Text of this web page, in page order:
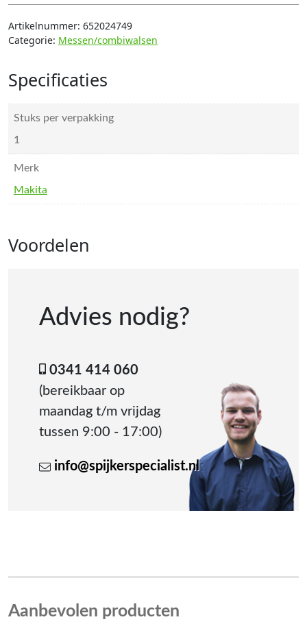
Artikelnummer: 652024749
Categorie: Messen/combiwalsen
Specificaties
Stuks per verpakking
1
Merk
Makita
Voordelen
Advies nodig?
0341 414 060
(bereikbaar op
maandag t/m vrijdag
tussen 9:00 - 17:00)
info@spijkerspecialist.nl
Aanbevolen producten